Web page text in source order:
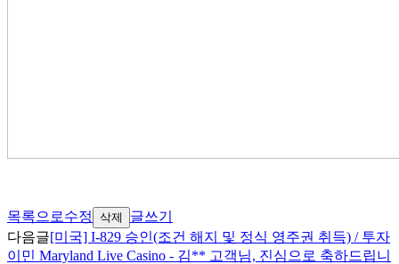
목록으로수정 삭제
글쓰기
다음글[미국] I-829 승인(조건 해지 및 정식 영주권 취득) / 투자
이민 Maryland Live Casino - 김** 고객님, 진심으로 축하드립니